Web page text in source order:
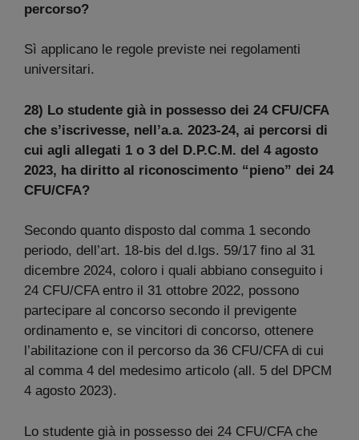
percorso?
Sì applicano le regole previste nei regolamenti
universitari.
28) Lo studente già in possesso dei 24 CFU/CFA
che s’iscrivesse, nell’a.a. 2023-24, ai percorsi di
cui agli allegati 1 o 3 del D.P.C.M. del 4 agosto
2023, ha diritto al riconoscimento “pieno” dei 24
CFU/CFA?
Secondo quanto disposto dal comma 1 secondo
periodo, dell’art. 18-bis del d.lgs. 59/17 fino al 31
dicembre 2024, coloro i quali abbiano conseguito i
24 CFU/CFA entro il 31 ottobre 2022, possono
partecipare al concorso secondo il previgente
ordinamento e, se vincitori di concorso, ottenere
l’abilitazione con il percorso da 36 CFU/CFA di cui
al comma 4 del medesimo articolo (all. 5 del DPCM
4 agosto 2023).
Lo studente già in possesso dei 24 CFU/CFA che